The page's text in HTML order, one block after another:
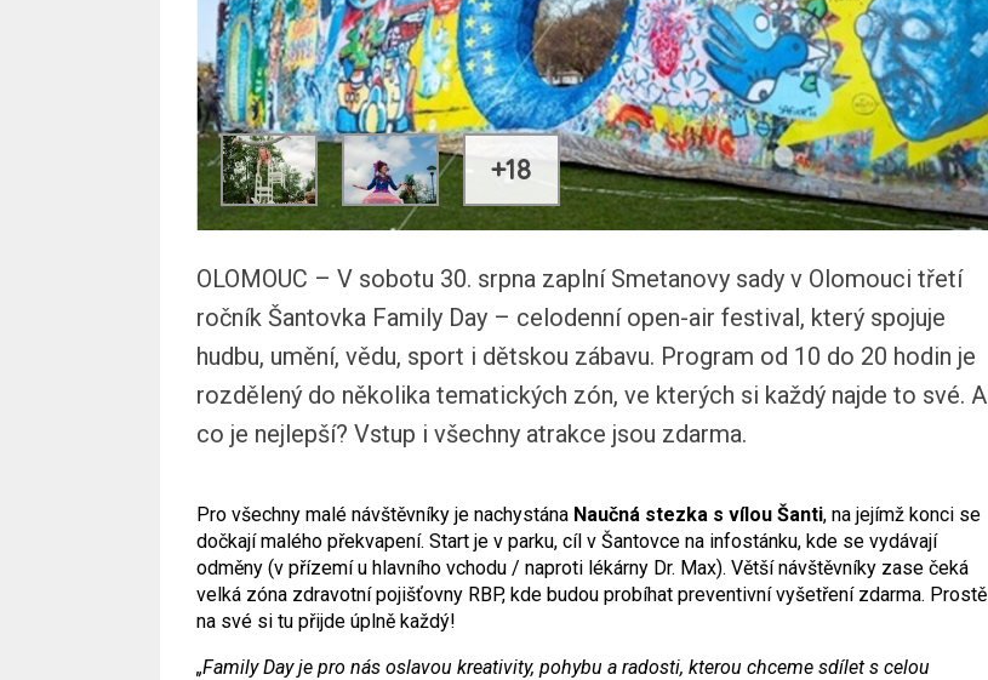
+18
OLOMOUC – V sobotu 30. srpna zaplní Smetanovy sady v Olomouci třetí
ročník Šantovka Family Day – celodenní open-air festival, který spojuje
hudbu, umění, vědu, sport i dětskou zábavu. Program od 10 do 20 hodin je
rozdělený do několika tematických zón, ve kterých si každý najde to své. A
co je nejlepší? Vstup i všechny atrakce jsou zdarma.
Pro všechny malé návštěvníky je nachystána Naučná stezka s vílou Šanti, na jejímž konci se
dočkají malého překvapení. Start je v parku, cíl v Šantovce na infostánku, kde se vydávají
odměny (v přízemí u hlavního vchodu / naproti lékárny Dr. Max). Větší návštěvníky zase čeká
velká zóna zdravotní pojišťovny RBP, kde budou probíhat preventivní vyšetření zdarma. Prostě
na své si tu přijde úplně každý!
„Family Day je pro nás oslavou kreativity, pohybu a radosti, kterou chceme sdílet s celou